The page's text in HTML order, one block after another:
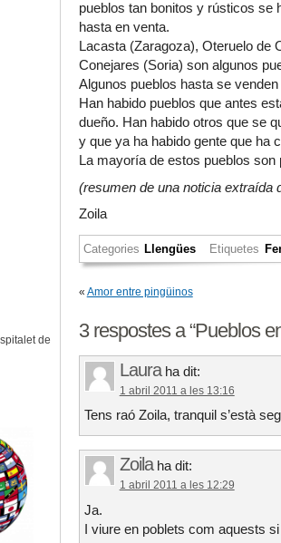
pueblos tan bonitos y rústicos se
hasta en venta.
Lacasta (Zaragoza), Oteruelo de
Conejares (Soria) son algunos
Algunos pueblos hasta se
Han habido pueblos que antes
dueño. Han habido otros que se
y que ya ha habido gente que ha
La mayoría de estos pueblos son
(resumen de una noticia extraída
Zoila
Categories Llengües Etiquetes
« Amor entre pingüinos
3 respostes a “Pueblos
Laura ha dit:
1 abril 2011 a les 13:16
Tens raó Zoila, tranquil s’està
Zoila ha dit:
1 abril 2011 a les 12:29
Ja.
I viure en poblets com aquests